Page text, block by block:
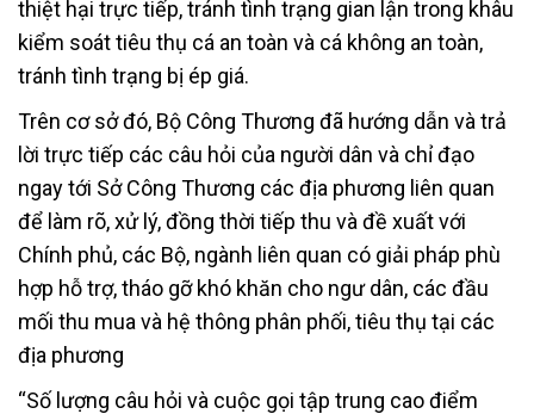
thiệt hại trực tiếp, tránh tình trạng gian lận trong khâu
kiểm soát tiêu thụ cá an toàn và cá không an toàn,
tránh tình trạng bị ép giá.
Trên cơ sở đó, Bộ Công Thương đã hướng dẫn và trả
lời trực tiếp các câu hỏi của người dân và chỉ đạo
ngay tới Sở Công Thương các địa phương liên quan
để làm rõ, xử lý, đồng thời tiếp thu và đề xuất với
Chính phủ, các Bộ, ngành liên quan có giải pháp phù
hợp hỗ trợ, tháo gỡ khó khăn cho ngư dân, các đầu
mối thu mua và hệ thông phân phối, tiêu thụ tại các
địa phương
“Số lượng câu hỏi và cuộc gọi tập trung cao điểm